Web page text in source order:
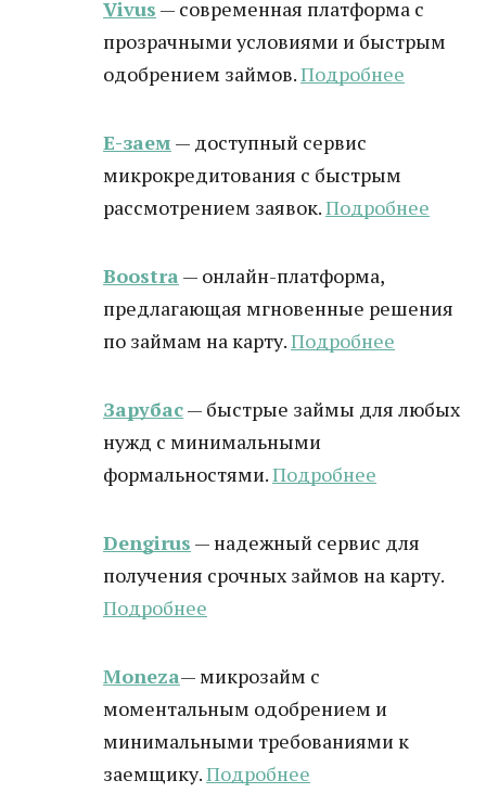
Vivus — современная платформа с
прозрачными условиями и быстрым
одобрением займов.Подробнее
Е-заем — доступный сервис
микрокредитования с быстрым
рассмотрением заявок.Подробнее
Boostra — онлайн-платформа,
предлагающая мгновенные решения
по займам на карту.Подробнее
Зарубас— быстрые займы для любых
нужд с минимальными
формальностями.Подробнее
Dengirus — надежный сервис для
получения срочных займов на карту.
Подробнее
Moneza— микрозайм с
моментальным одобрением и
минимальными требованиями к
заемщику.Подробнее